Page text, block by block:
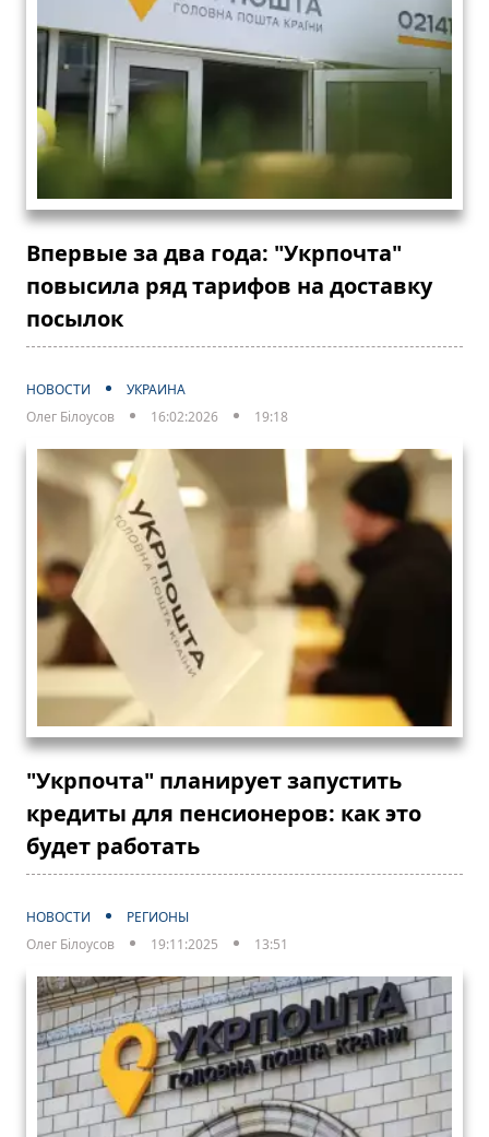
Впервые за два года: "Укрпочта"
повысила ряд тарифов на доставку
посылок
НОВОСТИ
УКРАИНА
Олег Білоусов
16:02:2026 19:18
"Укрпочта" планирует запустить
кредиты для пенсионеров: как это
будет работать
НОВОСТИ
РЕГИОНЫ
Олег Білоусов
19:11:2025 13:51